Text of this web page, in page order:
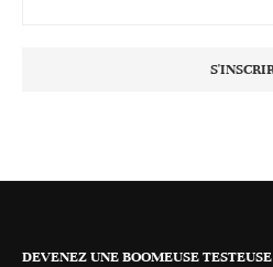
DEVENEZ UNE BOOMEUSE TESTEUSE